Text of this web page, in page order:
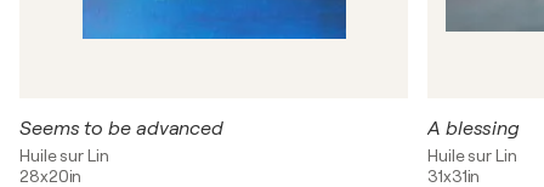
Seems to be advanced
Huile sur Lin
28x20in
A blessing
Huile sur Lin
31x31in